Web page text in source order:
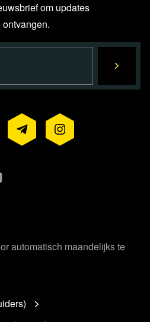
om updates
automatisch maandelijks te